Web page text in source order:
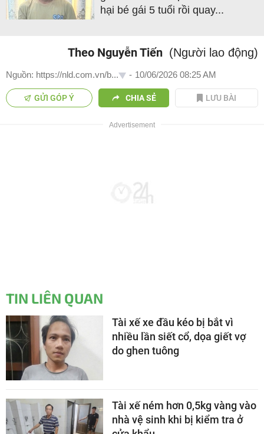
hại bé gái 5 tuổi rồi quay...
Theo Nguyễn Tiến (Người lao động)
Nguồn: https://nld.com.vn/b... - 10/06/2026 08:25 AM
GỬI GÓP Ý CHIA SẺ LƯU BÀI
TIN LIÊN QUAN
Tài xế xe đầu kéo bị bắt vì
nhiều lần siết cổ, dọa giết vợ
do ghen tuông
Tài xế ném hơn 0,5kg vàng vào
nhà vệ sinh khi bị kiểm tra ở